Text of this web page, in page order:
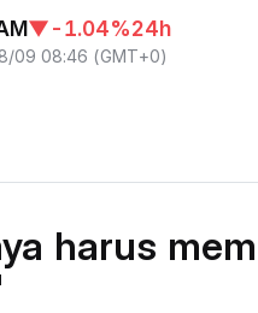
▼-1.04%24h
09 08:46 (GMT+0)
harus